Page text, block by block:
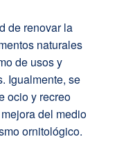
de renovar la
naturales
de usos y
Igualmente, se
ocio y recreo
del medio
ornitológico.